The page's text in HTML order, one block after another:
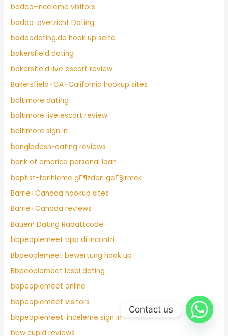
badoo-inceleme visitors
badoo-overzicht Dating
badoodating.de hook up seite
bakersfield dating
bakersfield live escort review
Bakersfield+CA+California hookup sites
baltimore dating
baltimore live escort review
baltimore sign in
bangladesh-dating reviews
bank of america personal loan
baptist-tarihleme gГ¶zden geГ§irmek
Barrie+Canada hookup sites
Barrie+Canada reviews
Bauern Dating Rabattcode
bbpeoplemeet app di incontri
Bbpeoplemeet bewertung hook up
Bbpeoplemeet lesbi dating
bbpeoplemeet online
bbpeoplemeet visitors
bbpeoplemeet-inceleme sign in
bbw cupid reviews
Contact us